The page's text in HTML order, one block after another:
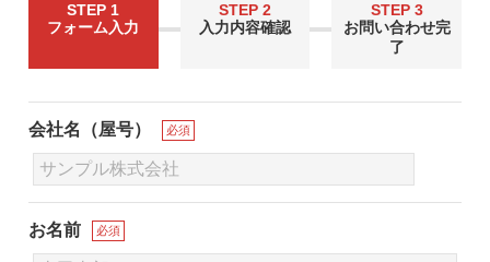
STEP 1
フォーム入力
STEP 2
入力内容確認
STEP 3
お問い合わせ完
了
会社名（屋号） 必須
お名前 必須